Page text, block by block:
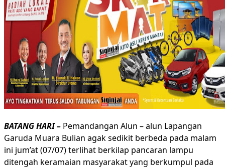
Foto
Media Partner
Cari untuk:
BATANG HARI – Pemandangan Alun – alun Lapangan
Garuda Muara Bulian agak sedikit berbeda pada malam
ini jum’at (07/07) terlihat berkilap pancaran lampu
ditengah keramaian masyarakat yang berkumpul pada